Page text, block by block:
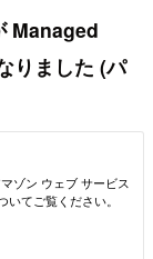
Managed
りました (パ